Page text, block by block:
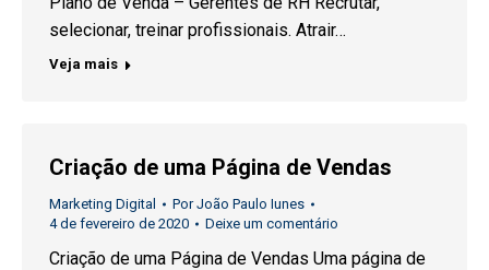
selecionar, treinar profissionais. Atrair…
Veja mais
Criação de uma Página de Vendas
Marketing Digital PorJoão Paulo Iunes
4 de fevereiro de 2020
Deixe um comentário
Criação de uma Página de Vendas Uma página de